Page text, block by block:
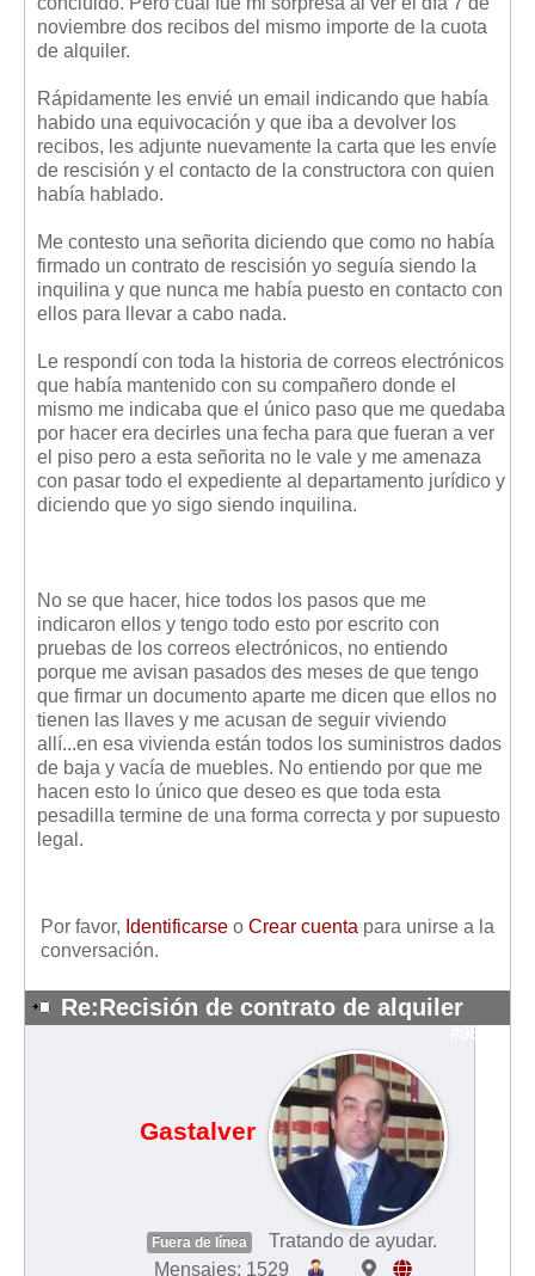
noviembre dos recibos del mismo importe de la cuota
de alquiler.
Rápidamente les envié un email indicando que había
habido una equivocación y que iba a devolver los
recibos, les adjunte nuevamente la carta que les envíe
de rescisión y el contacto de la constructora con quien
había hablado.
Me contesto una señorita diciendo que como no había
firmado un contrato de rescisión yo seguía siendo la
inquilina y que nunca me había puesto en contacto con
ellos para llevar a cabo nada.
Le respondí con toda la historia de correos electrónicos
que había mantenido con su compañero donde el
mismo me indicaba que el único paso que me quedaba
por hacer era decirles una fecha para que fueran a ver
el piso pero a esta señorita no le vale y me amenaza
con pasar todo el expediente al departamento jurídico y
diciendo que yo sigo siendo inquilina.
No se que hacer, hice todos los pasos que me
indicaron ellos y tengo todo esto por escrito con
pruebas de los correos electrónicos, no entiendo
porque me avisan pasados des meses de que tengo
que firmar un documento aparte me dicen que ellos no
tienen las llaves y me acusan de seguir viviendo
allí...en esa vivienda están todos los suministros dados
de baja y vacía de muebles. No entiendo por que me
hacen esto lo único que deseo es que toda esta
pesadilla termine de una forma correcta y por supuesto
legal.
Por favor, Identificarse o Crear cuenta para unirse a la
conversación.
Re:Recisión de contrato de alquiler
#9809
Gastalver
Fuera de línea
Tratando de ayudar.
Mensajes: 1529